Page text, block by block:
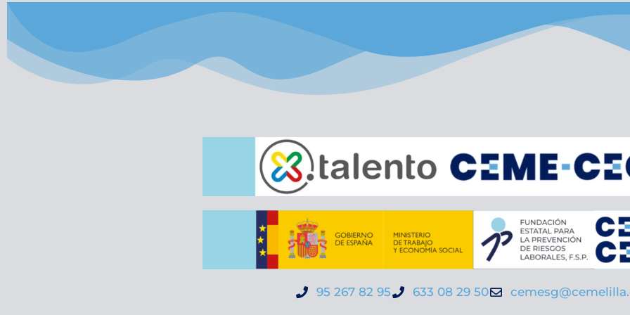
95 267 82 95 633 08 29 50